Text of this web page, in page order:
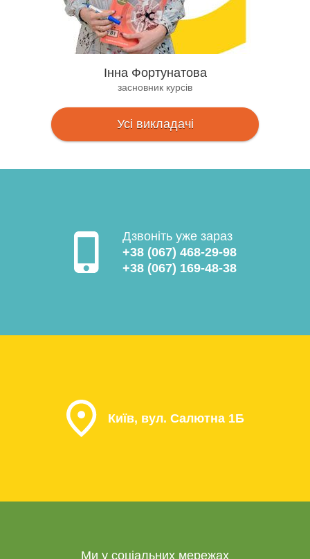
Інна Фортунатова
засновник курсів
Усі викладачі
Дзвоніть уже зараз
+38 (067) 468-29-98
+38 (067) 169-48-38
Київ, вул. Салютна 1Б
Ми у соціальних мережах